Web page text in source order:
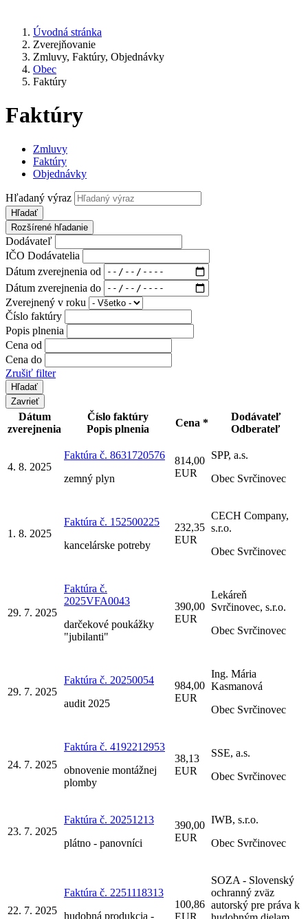
Úvodná stránka
Zverejňovanie
Zmluvy, Faktúry, Objednávky
Obec
Faktúry
Faktúry
Zmluvy
Faktúry
Objednávky
Hľadaný výraz
Hľadať
Rozšírené hľadanie
Dodávateľ
IČO Dodávatelia
Dátum zverejnenia od
Dátum zverejnenia do
Zverejnený v roku
Číslo faktúry
Popis plnenia
Cena od
Cena do
Zrušiť filter
Zavrieť
Dátum
zverejnenia
Číslo faktúry
Popis plnenia
Cena *
Dodávateľ
Odberateľ
4. 8. 2025
Faktúra č. 8631720576
zemný plyn
814,00
EUR
SPP, a.s.
Obec Svrčinovec
1. 8. 2025
Faktúra č. 152500225
kancelárske potreby
232,35
EUR
CECH Company,
s.r.o.
Obec Svrčinovec
29. 7. 2025
Faktúra č.
2025VFA0043
darčekové poukážky
"jubilanti"
390,00
EUR
Lekáreň
Svrčinovec, s.r.o.
Obec Svrčinovec
29. 7. 2025
Faktúra č. 20250054
audit 2025
984,00
EUR
Ing. Mária
Kasmanová
Obec Svrčinovec
24. 7. 2025
Faktúra č. 4192212953
obnovenie montážnej
plomby
38,13
EUR
SSE, a.s.
Obec Svrčinovec
23. 7. 2025
Faktúra č. 20251213
plátno - panovníci
390,00
EUR
IWB, s.r.o.
Obec Svrčinovec
22. 7. 2025
Faktúra č. 2251118313
hudobná produkcia -
100,86
EUR
SOZA - Slovenský
ochranný zväz
autorský pre práva k